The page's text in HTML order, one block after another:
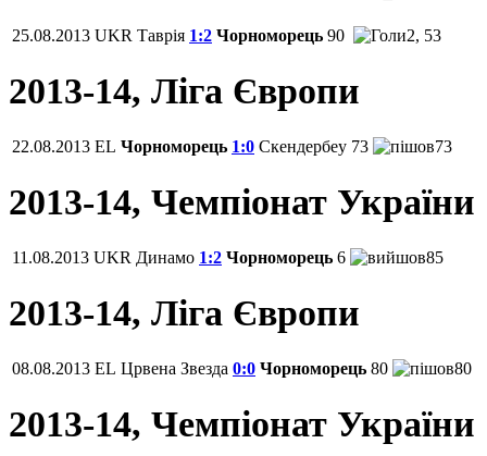
25.08.2013 UKR Таврія 1:2 Чорноморець 90 2, 53
2013-14, Ліга Європи
22.08.2013 EL Чорноморець 1:0 Скендербеу 73 73
2013-14, Чемпіонат України
11.08.2013 UKR Динамо 1:2 Чорноморець 6 85
2013-14, Ліга Європи
08.08.2013 EL Црвена Звезда 0:0 Чорноморець 80 80
2013-14, Чемпіонат України